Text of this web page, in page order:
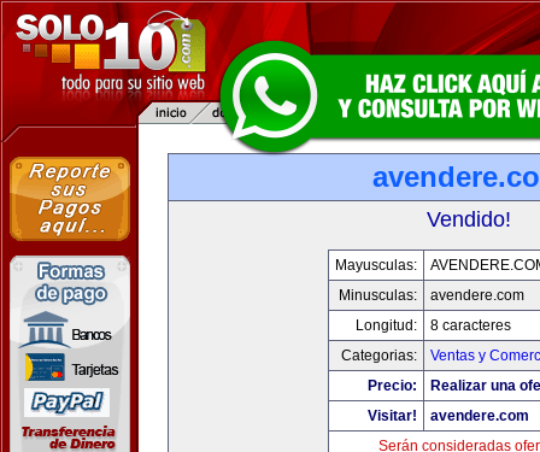
Vendido!
Mayusculas:
Minusculas:
avendere.com
Longitud:
8 caracteres
Categorias:
Ventas y
Precio:
Realizar una
Visitar!
avendere.com
Serán consideradas